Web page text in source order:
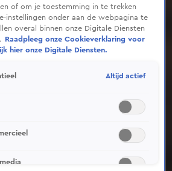
beschikbaar op je huidige locatie
of om je toestemming in te trekken
instellingen onder aan de webpagina te
overal binnen onze Digitale Diensten
Raadpleeg onze Cookieverklaring voor
hier onze Digitale Diensten.
Altijd actief